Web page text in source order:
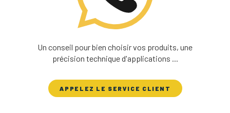
Un conseil pour bien choisir vos produits, une
précision technique d'applications ...
APPELEZ LE SERVICE CLIENT